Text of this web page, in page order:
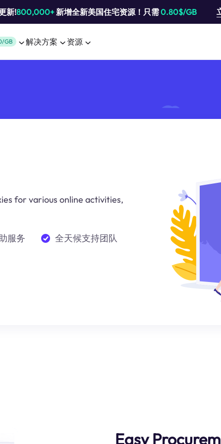
新!800,000+新增全新美国住宅资源！只需0.80$/GB
GB 解决方案 资源
for various online activities,
服务 全天候支持团队
Easy